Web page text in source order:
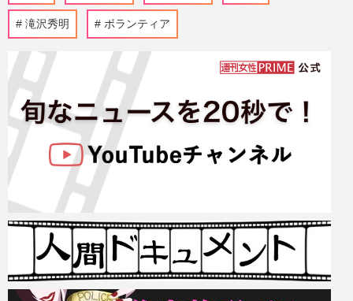
滝沢秀明 ボランティア